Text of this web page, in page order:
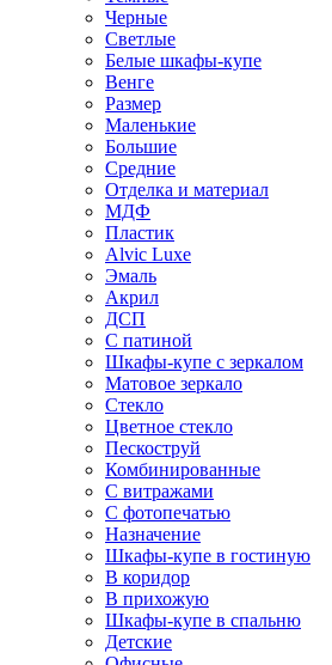
Черные
Светлые
Белые шкафы-купе
Венге
Размер
Маленькие
Большие
Средние
Отделка и материал
МДФ
Пластик
Alvic Luxe
Эмаль
Акрил
ДСП
С патиной
Шкафы-купе с зеркалом
Матовое зеркало
Стекло
Цветное стекло
Пескоструй
Комбинированные
С витражами
С фотопечатью
Назначение
Шкафы-купе в гостиную
В коридор
В прихожую
Шкафы-купе в спальню
Детские